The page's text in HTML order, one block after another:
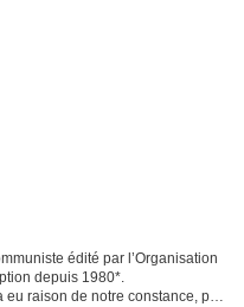
édité par l’Organisation
depuis 1980*.
raison de notre constance, par